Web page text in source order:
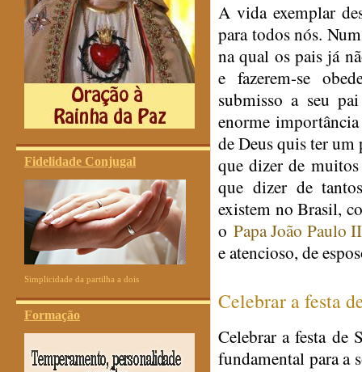
Fidelidade Conjugal
Simplicidade da partilha a dois
Formação
A vida exemplar
para todos nós.
na qual os pais já
e fazerem-se
submisso a seu
enorme
de Deus quis ter um
que dizer de
que dizer de
existem no Brasil,
o Papa João Paulo II
e atencioso, de
Celebrar a festa
Celebrar a festa de
fundamental para a